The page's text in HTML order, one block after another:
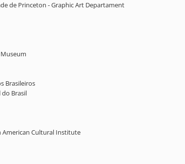
de Princeton - Graphic Art Departament
Brasileiros
do Brasil
American Cultural Institute